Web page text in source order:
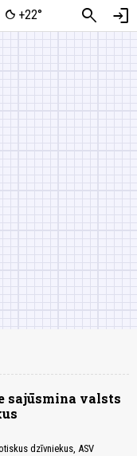
+22° search login
sajūsmina valsts
dzīvniekus, ASV